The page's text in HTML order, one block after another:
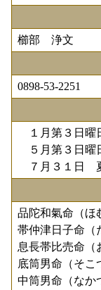
櫛部 浄文
0898-53-2251
１月第３日曜
５月第３日曜
７月３１日
品陀和氣命（ほ
帯仲津日子命（
息長帯比売命（
底筒男命（そこ
中筒男命（なか